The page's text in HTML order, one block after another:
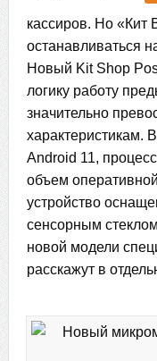
кассиров. Но «Кит
останавливаться
Новый Kit Shop
логику работу
значительно
характеристикам.
Android 11,
объем
устройство
сенсорным
новой модели
расскажут в